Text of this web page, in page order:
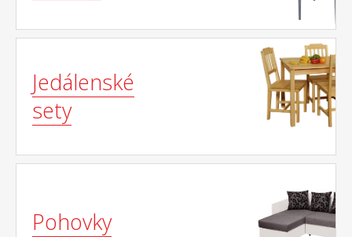
Jedálenské
sety
Pohovky